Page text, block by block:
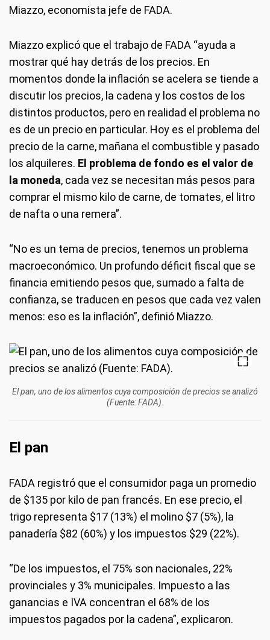
Miazzo, economista jefe de FADA.
Miazzo explicó que el trabajo de FADA “ayuda a
mostrar qué hay detrás de los precios. En
momentos donde la inflación se acelera se tiende a
discutir los precios, la cadena y los costos de los
distintos productos, pero en realidad el problema no
es de un precio en particular. Hoy es el problema del
precio de la carne, mañana el combustible y pasado
los alquileres. El problema de fondo es el valor de
la moneda, cada vez se necesitan más pesos para
comprar el mismo kilo de carne, de tomates, el litro
de nafta o una remera”.
“No es un tema de precios, tenemos un problema
macroeconómico. Un profundo déficit fiscal que se
financia emitiendo pesos que, sumado a falta de
confianza, se traducen en pesos que cada vez valen
menos: eso es la inflación”, definió Miazzo.
El pan, uno de los alimentos cuya composición de precios se analizó
(Fuente: FADA).
El pan
FADA registró que el consumidor paga un promedio
de $135 por kilo de pan francés. En ese precio, el
trigo representa $17 (13%) el molino $7 (5%), la
panadería $82 (60%) y los impuestos $29 (22%).
“De los impuestos, el 75% son nacionales, 22%
provinciales y 3% municipales. Impuesto a las
ganancias e IVA concentran el 68% de los
impuestos pagados por la cadena”, explicaron.